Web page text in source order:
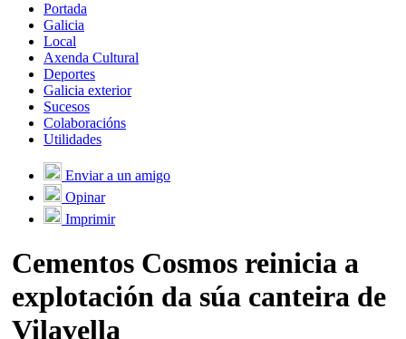
Portada
Galicia
Local
Axenda Cultural
Deportes
Galicia exterior
Sucesos
Colaboracións
Utilidades
Enviar a un amigo
Opinar
Imprimir
Cementos Cosmos reinicia a
explotación da súa canteira de
Vilavella